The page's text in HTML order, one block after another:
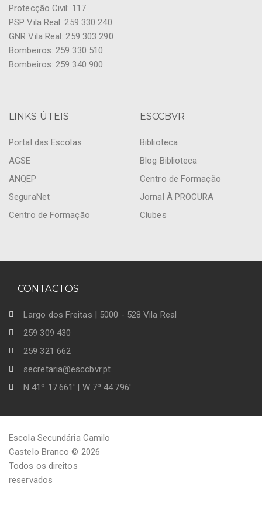
Protecção Civil: 117
PSP Vila Real: 259 330 240
GNR Vila Real: 259 303 290
Bombeiros: 259 330 510
Bombeiros: 259 340 900
LINKS ÚTEIS
Portal das Escolas
AGSE
ANQEP
SeguraNet
Centro de Formação
ESCCBVR
Biblioteca
Blog Biblioteca
Centro de Formação
Jornal À PROCURA
Clubes
CONTACTOS
Largo dos Freitas | 5000 - 528 Vila Real
259 309 430
259 321 662
secretaria@esccbvr.pt
N 41º 17.661' | W 7º 44.796'
Escola Secundária Camilo
Castelo Branco © 2026
Todos os direitos
reservados